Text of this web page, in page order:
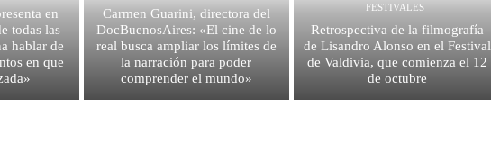
en
todas las
hablar de
en que
Carmen Guarini, directora del
DocBuenosAires: «El cine de lo
real busca ampliar los límites de
la narración para poder
comprender el mundo»
FESTIVALES
Retrospectiva de la filmografía
de Lisandro Alonso en el Festival
de Valdivia, que comienza el 12
de octubre